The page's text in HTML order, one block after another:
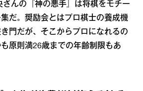
さんの『神の悪手』は将棋をモチー
だ。奨励会とはプロ棋士の養成機
門だが、そこからプロになれるの
原則満26歳までの年齢制限もあ